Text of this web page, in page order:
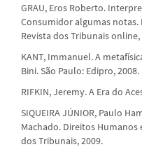
GRAU, Eros Roberto.
Consumidor algumas notas.
Revista dos Tribunais online,
KANT, Immanuel. A
Bini. São Paulo: Edipro, 2008.
RIFKIN, Jeremy. A Era do
SIQUEIRA JÚNIOR, Paulo
Machado. Direitos Humanos
dos Tribunais, 2009.